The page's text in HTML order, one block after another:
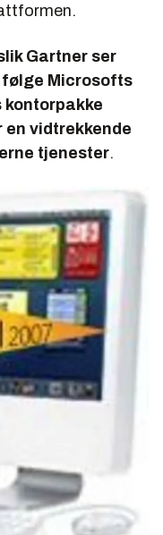
Gartner ser
følge Microsofts
kontorpakke
vidtrekkende
tjenester.